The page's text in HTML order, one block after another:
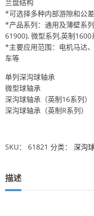
兰盘结构
*可选择多种内部游隙和公
*产品系列：通用及薄壁系
61900), 微型系列,英制1600
*主要应用范围：电机马达
车等
单列深沟球轴承
微型球轴承
深沟球轴承（英制16系列）
深沟球轴承（英制R系列）
SKU： 61821 分类： 深沟
描述